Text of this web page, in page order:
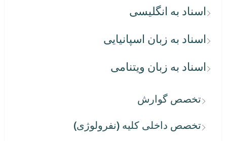
اسناد به انگلیسی
اسناد به زبان اسپانیایی
اسناد به زبان ویتنامی
تخصص گوارش
تخصص داخلی کلیه (نفرولوژی)